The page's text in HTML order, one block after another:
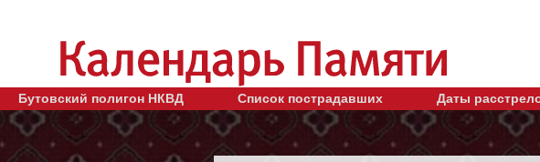
Бутовский полигон НКВД Список пострадавших Даты